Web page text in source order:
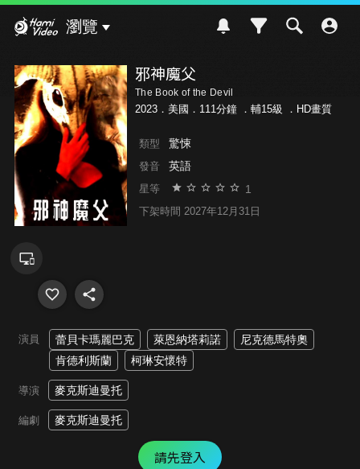
瀏覽
邪神魔父
The Book of the Devil
2023．美國．111分鐘 ． 輔15級 ．HD畫質
類型 驚悚
發音 英語
星等 1
下架時間 2027年12月31日
演員 蕾貝卡瑪麗巴克 萊恩納塔莉諾
尼克德馬特奧
肯德利斯蘭
柯琳安懷特
導演 麥克斯迪曼托
編劇 麥克斯迪曼托
請先登入